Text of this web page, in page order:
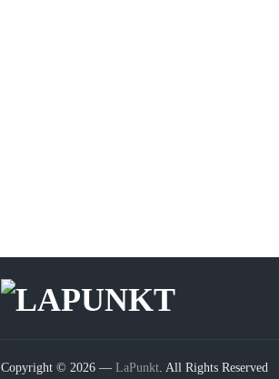
Copyright © 2026 — LaPunkt . All Rights Reserved